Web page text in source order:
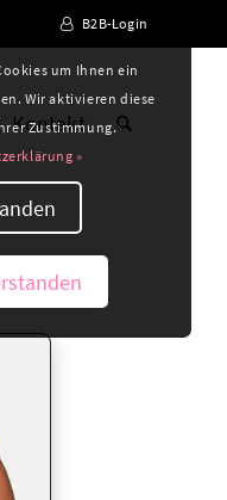
B2B-Login
Kontakt
um Ihnen ein
Wir aktivieren diese
Zustimmung.
»